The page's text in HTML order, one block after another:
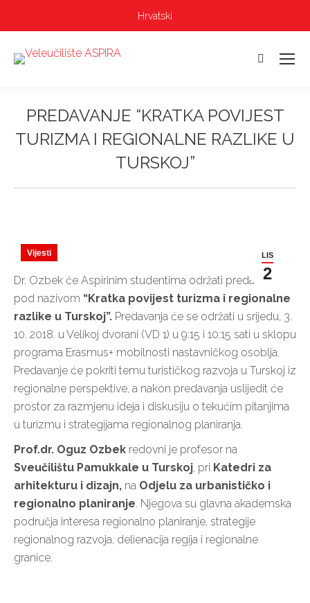
Hrvatski
Pretraga:
PREDAVANJE “KRATKA POVIJEST
TURIZMA I REGIONALNE RAZLIKE U
TURSKOJ”
LIS
2
Vijesti
Dr. Ozbek će Aspirinim studentima održati predavanje
pod nazivom “Kratka povijest turizma i regionalne
razlike u Turskoj”. Predavanja će se održati u srijedu, 3.
10. 2018. u Velikoj dvorani (VD 1) u 9:15 i 10:15 sati u sklopu
programa Erasmus+ mobilnosti nastavničkog osoblja.
Predavanje će pokriti temu turističkog razvoja u Turskoj iz
regionalne perspektive, a nakon predavanja uslijedit će
prostor za razmjenu ideja i diskusiju o tekućim pitanjima
u turizmu i strategijama regionalnog planiranja.
Prof.dr. Oguz Ozbek redovni je profesor na
Sveučilištu Pamukkale u Turskoj, pri Katedri za
arhitekturu i dizajn, na Odjelu za urbanističko i
regionalno planiranje. Njegova su glavna akademska
područja interesa regionalno planiranje, strategije
regionalnog razvoja, delienacija regija i regionalne
granice.